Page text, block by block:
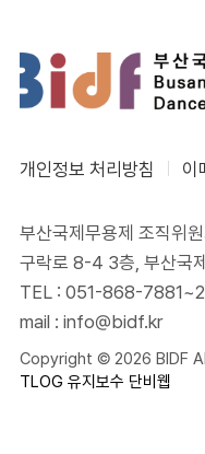
개인정보 처리방침 이
부산국제무용제 조직위원
구락로 8-4 3층, 부산국
TEL : 051-868-7881~2
mail : info@bidf.kr
Copyright © 2026 BIDF
TLOG 유지보수 단비웹